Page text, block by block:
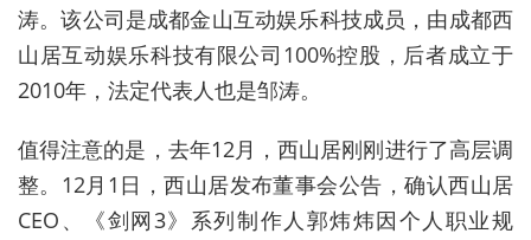
涛。该公司是成都金山互动娱乐科技成员，由成都西
山居互动娱乐科技有限公司 100%控股，后者成立于
2010年，法定代表人也是邹涛。
值得注意的是，去年12月，西山居刚刚进行了高层调
整。 12月 1 日，西山居发布董事会公告，确认西山居
CEO 、《剑网3》系列制作人郭炜炜因个人职业规